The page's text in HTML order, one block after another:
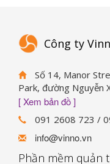
Công ty
Số 14, Manor
Park, đường Nguyễn
[ Xem bản đồ ]
091 2608 723 /
info@vinno.vn
Phần mềm quản